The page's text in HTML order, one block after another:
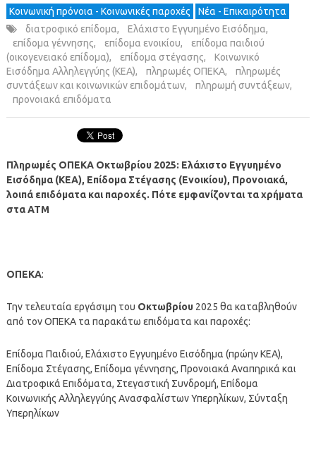
Κοινωνική πρόνοια - Κοινωνικές παροχές
Νέα - Επικαιρότητα
διατροφικό επίδομα, Ελάχιστο Εγγυημένο Εισόδημα,
επίδομα γέννησης, επίδομα ενοικίου,
επίδομα παιδιού
(οικογενειακό επίδομα), επίδομα στέγασης,
Κοινωνικό
Εισόδημα Αλληλεγγύης (ΚΕΑ), πληρωμές ΟΠΕΚΑ,
πληρωμές
συντάξεων και κοινωνικών επιδομάτων, πληρωμή συντάξεων,
προνοιακά επιδόματα
Πληρωμές ΟΠΕΚΑ Οκτωβρίου 2025: Ελάχιστο Εγγυημένο
Εισόδημα (ΚΕΑ), Επίδομα Στέγασης (Ενοικίου), Προνοιακά,
λοιπά επιδόματα και παροχές. Πότε εμφανίζονται τα χρήματα
στα ΑΤΜ
ΟΠΕΚΑ:
Την τελευταία εργάσιμη του Οκτωβρίου2025 θα καταβληθούν
από τον ΟΠΕΚΑ τα παρακάτω επιδόματα και παροχές:
Επίδομα Παιδιού, Ελάχιστο Εγγυημένο Εισόδημα (πρώην ΚΕΑ),
Επίδομα Στέγασης, Επίδομα γέννησης, Προνοιακά Αναπηρικά και
Διατροφικά Επιδόματα, Στεγαστική Συνδρομή, Επίδομα
Κοινωνικής Αλληλεγγύης Ανασφαλίστων Υπερηλίκων, Σύνταξη
Υπερηλίκων